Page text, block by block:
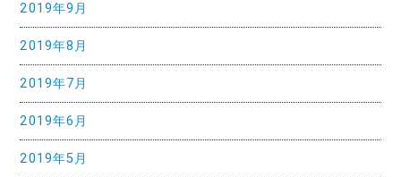
2019年9月
2019年8月
2019年7月
2019年6月
2019年5月